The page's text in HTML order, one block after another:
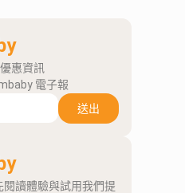
惠資訊
電子報
送出
讀體驗與試用我們提